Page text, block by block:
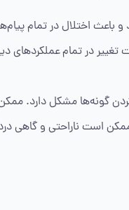
اختلال در تمام
در تمام عملکردهای
گونه‌ها مشکل دارد.
است ناراحتی و گاهی